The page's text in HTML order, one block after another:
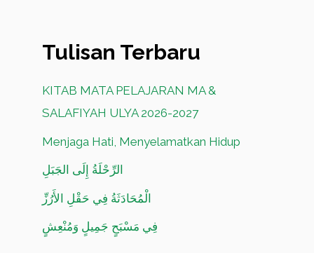
Tulisan Terbaru
KITAB MATA PELAJARAN MA &
SALAFIYAH ULYA 2026-2027
Menjaga Hati, Menyelamatkan Hidup
الرِّحْلَةُ إِلَى الجَبَلِ
الْمُحَادَثَةُ فِي حَقْلِ الأَرُزِّ
فِي مَسْبَحٍ جَمِيلٍ وَمُنْعِشٍ